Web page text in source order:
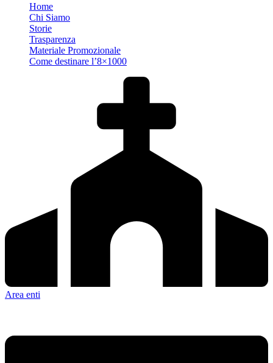
Home
Chi Siamo
Storie
Trasparenza
Materiale Promozionale
Come destinare l’8×1000
Area enti